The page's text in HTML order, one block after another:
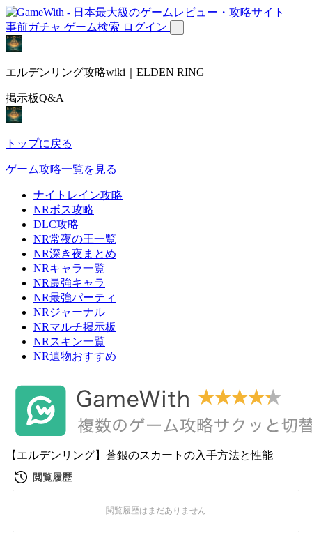
事前ガチャ ゲーム検索 ログイン
エルデンリング攻略wiki｜ELDEN RING
掲示板Q&A
トップに戻る
ゲーム攻略一覧を見る
ナイトレイン攻略
NRボス攻略
DLC攻略
NR常夜の王一覧
NR深き夜まとめ
NRキャラ一覧
NR最強キャラ
NR最強パーティ
NRジャーナル
NRマルチ掲示板
NRスキン一覧
NR遺物おすすめ
【エルデンリング】蒼銀のスカートの入手方法と性能